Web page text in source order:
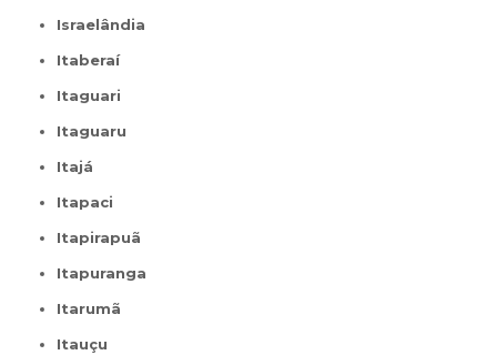
Israelândia
Itaberaí
Itaguari
Itaguaru
Itajá
Itapaci
Itapirapuã
Itapuranga
Itarumã
Itauçu